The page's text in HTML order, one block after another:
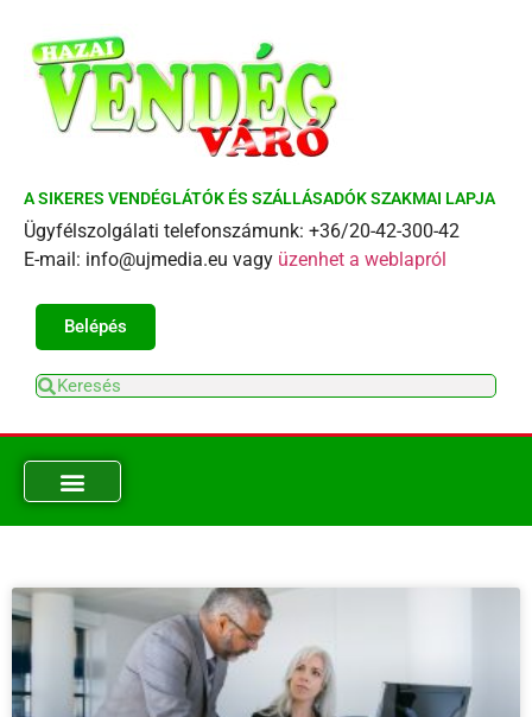
A SIKERES VENDÉGLÁTÓK ÉS SZÁLLÁSADÓK SZAKMAI LAPJA
Ügyfélszolgálati telefonszámunk: +36/20-42-300-42
E-mail: info@ujmedia.eu vagy üzenhet a weblapról
Belépés